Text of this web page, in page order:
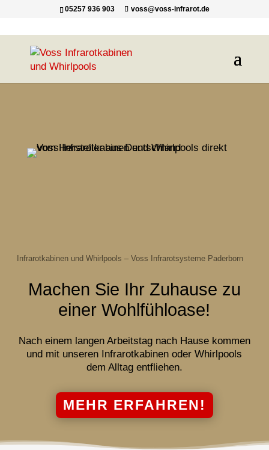
05257 936 903 voss@voss-infrarot.de
Infrarotkabinen und Whirlpools – Voss Infrarotsysteme Paderborn
Machen Sie Ihr Zuhause zu
einer Wohlfühloase!
Nach einem langen Arbeitstag nach Hause kommen
und mit unseren Infrarotkabinen oder Whirlpools
dem Alltag entfliehen.
MEHR ERFAHREN!